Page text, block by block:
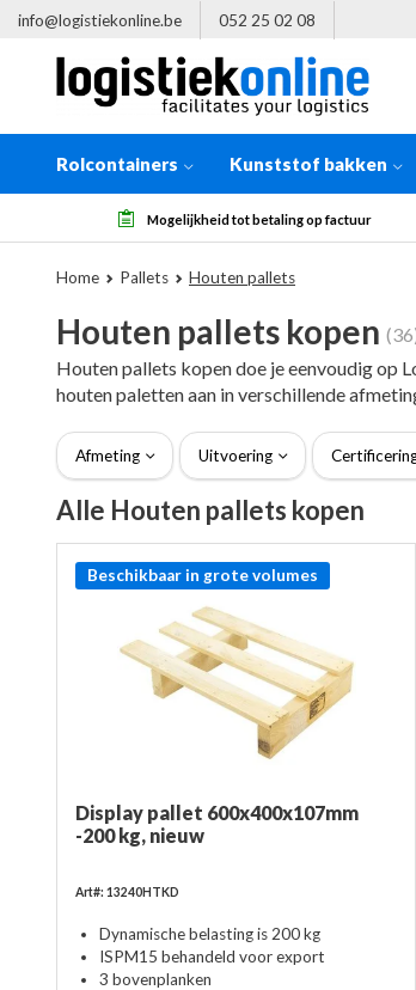
info@logistiekonline.be 052 25 02 08
Rolcontainers Kunststof bakken
14 dagen herroepingsrecht, na ontvangst
Home Pallets Houten pallets
Houten pallets kopen
Houten pallets kopen doe je eenvoudig op
houten paletten aan in verschillende
Afmeting Uitvoering
Alle Houten pallets kopen
Beschikbaar in grote volumes
Display pallet 600x400x107mm
-200 kg, nieuw
Art#: 13240HTKD
Dynamische belasting is 200 kg
ISPM15 behandeld voor export
3 bovenplanken